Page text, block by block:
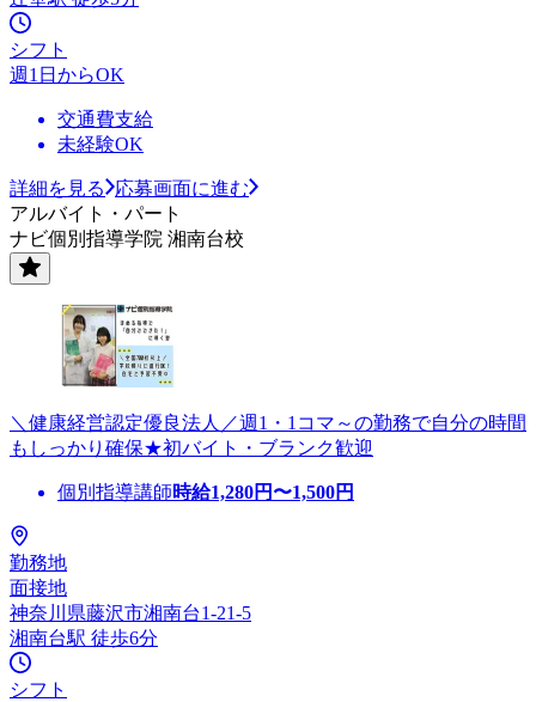
シフト
週1日からOK
交通費支給
未経験OK
詳細を見る
応募画面に進む
アルバイト・パート
ナビ個別指導学院 湘南台校
＼健康経営認定優良法人／週1・1コマ～の勤務で自分の時間
もしっかり確保★初バイト・ブランク歓迎
個別指導講師時給1,280円〜1,500円
勤務地
面接地
神奈川県藤沢市湘南台1-21-5
湘南台駅 徒歩6分
シフト